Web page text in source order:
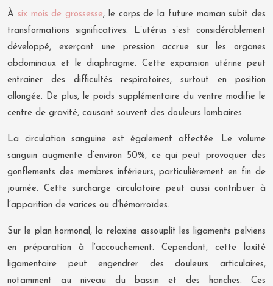
À six mois de grossesse, le corps de la future maman subit des
transformations significatives. L’utérus s’est considérablement
développé, exerçant une pression accrue sur les organes
abdominaux et le diaphragme. Cette expansion utérine peut
entraîner des difficultés respiratoires, surtout en position
allongée. De plus, le poids supplémentaire du ventre modifie le
centre de gravité, causant souvent des douleurs lombaires.
La circulation sanguine est également affectée. Le volume
sanguin augmente d’environ 50%, ce qui peut provoquer des
gonflements des membres inférieurs, particulièrement en fin de
journée. Cette surcharge circulatoire peut aussi contribuer à
l’apparition de varices ou d’hémorroïdes.
Sur le plan hormonal, la relaxine assouplit les ligaments pelviens
en préparation à l’accouchement. Cependant, cette laxité
ligamentaire peut engendrer des douleurs articulaires,
notamment au niveau du bassin et des hanches. Ces